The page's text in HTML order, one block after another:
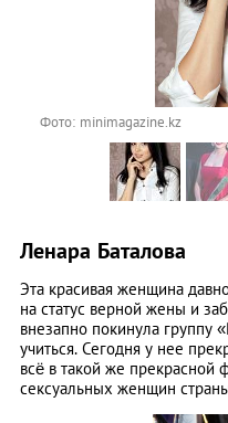
Фото: minimagazine.kz
Ленара Баталова
Эта красивая женщина
на статус верной жены и
внезапно покинула группу
учиться. Сегодня у нее
всё в такой же прекрасной
сексуальных женщин